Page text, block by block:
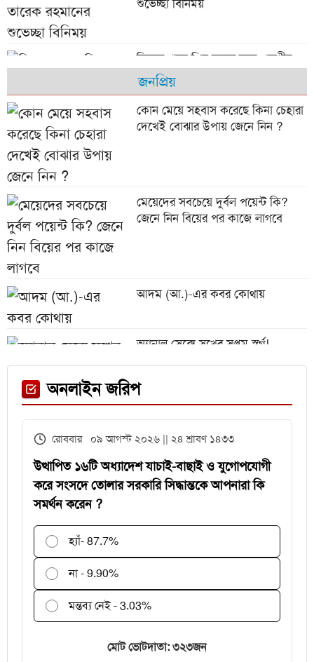
শুভেচ্ছা বিনিময়
নিজের গানে প্রিয় দলের জন্য পড়শীর
উচ্ছ্বাস
অস্ট্রিয়া ম্যাচের আগে এক তারকাকে
৫ বছর ধরে তালাবদ্ধ ভোলা জেনারেল
হাসপাতালের আইসিইউ ইউনিট
সিম্ফনি মোবাইলে চাকরির সুযোগ,
পরিত্যক্ত গর্তে পড়া ছাগল উদ্ধারে গিয়ে
একই পরিবারের ৪ জন নিহত
আড্ডা দিতে বের হয়ে এক মাস ধরে
নিখোঁজ, ফিরে পেতে পরিবারের আকুতি
ব্যাখ্যা দিলেন প্রতিমন্ত্রী শাহে আলম
জনপ্রিয়
কোন মেয়ে সহবাস করেছে কিনা চেহারা
দেখেই বোঝার উপায় জেনে নিন ?
মেয়েদের সবচেয়ে দুর্বল পয়েন্ট কি?
জেনে নিন বিয়ের পর কাজে লাগবে
আদম (আ.)-এর কবর কোথায়
অ্যানাল সেক্সে সুখের সপ্তম স্বর্গ!
অনলাইন জরিপ
রোববার ০৯ আগস্ট ২০২৬ || ২৪ শ্রাবণ ১৪৩৩
উত্থাপিত ১৬টি অধ্যাদেশ যাচাই-বাছাই ও যুগোপযোগী
করে সংসদে তোলার সরকারি সিদ্ধান্তকে আপনারা কি
সমর্থন করেন ?
হ্যাঁ- 87.7%
না - 9.90%
মন্তব্য নেই - 3.03%
মোট ভোটদাতা: ৩২৩জন